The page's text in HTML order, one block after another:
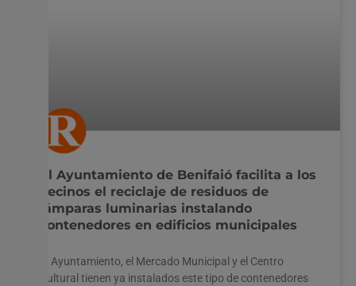
El Ayuntamiento de Benifaió facilita a los
vecinos el reciclaje de residuos de
lámparas luminarias instalando
contenedores en edificios municipales
El Ayuntamiento, el Mercado Municipal y el Centro
Cultural tienen ya instalados este tipo de contenedores